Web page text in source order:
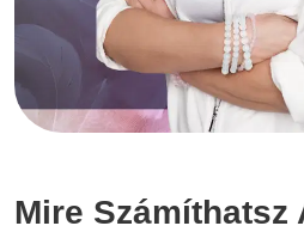
Mire Számíthatsz